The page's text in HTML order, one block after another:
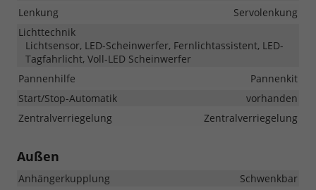
Lenkung
Servolenkung
Lichttechnik
Lichtsensor, LED-Scheinwerfer, Fernlichtassistent, LED-
Tagfahrlicht, Voll-LED Scheinwerfer
Pannenhilfe
Pannenkit
Start/Stop-Automatik
vorhanden
Zentralverriegelung
Zentralverriegelung
Außen
Anhängerkupplung
Schwenkbar